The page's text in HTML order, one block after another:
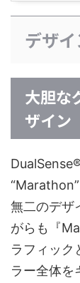
デザ
大胆な
ザイン
無二のデザ
がらも『
ラフィック
ラー全体を